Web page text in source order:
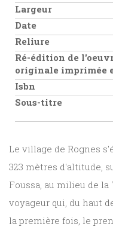
Largeur
Date
Reliure
Ré-édition de
originale imprimée
Isbn
Sous-titre
Le village de Rognes
323 mètres d'altitude,
Foussa, au milieu de la
voyageur qui, du haut
la première fois, le